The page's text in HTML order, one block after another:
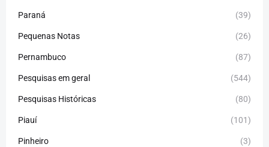
Paraná (39)
Pequenas Notas (26)
Pernambuco (87)
Pesquisas em geral (544)
Pesquisas Históricas (80)
Piauí (101)
Pinheiro (3)